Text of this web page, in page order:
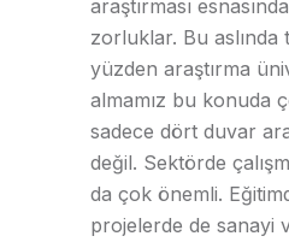
araştırması
zorluklar. Bu
yüzden araştırma
almamız bu konuda
sadece dört duvar
değil. Sektörde
da çok önemli.
projelerde de sanayi